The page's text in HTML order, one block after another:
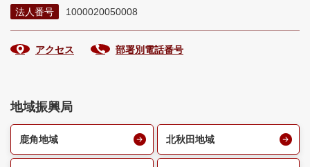
法人番号
1000020050008
アクセス 部署別電話番号
地域振興局
鹿角地域 北秋田地域